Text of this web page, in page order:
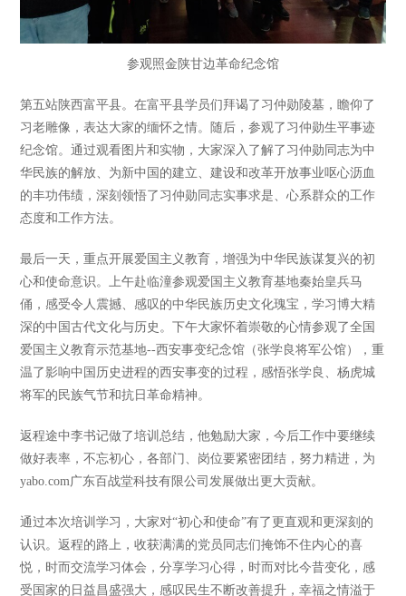
参观照金陕甘边革命纪念馆
第五站陕西富平县。在富平县学员们拜谒了习仲勋陵墓，瞻仰了
习老雕像，表达大家的缅怀之情。随后，参观了习仲勋生平事迹
纪念馆。通过观看图片和实物，大家深入了解了习仲勋同志为中
华民族的解放、为新中国的建立、建设和改革开放事业呕心沥血
的丰功伟绩，深刻领悟了习仲勋同志实事求是、心系群众的工作
态度和工作方法。
最后一天，重点开展爱国主义教育，增强为中华民族谋复兴的初
心和使命意识。上午赴临潼参观爱国主义教育基地秦始皇兵马
俑，感受令人震撼、感叹的中华民族历史文化瑰宝，学习博大精
深的中国古代文化与历史。下午大家怀着崇敬的心情参观了全国
爱国主义教育示范基地--西安事变纪念馆（张学良将军公馆），重
温了影响中国历史进程的西安事变的过程，感悟张学良、杨虎城
将军的民族气节和抗日革命精神。
返程途中李书记做了培训总结，他勉励大家，今后工作中要继续
做好表率，不忘初心，各部门、岗位要紧密团结，努力精进，为
yabo.com广东百战堂科技有限公司发展做出更大贡献。
通过本次培训学习，大家对“初心和使命”有了更直观和更深刻的
认识。返程的路上，收获满满的党员同志们掩饰不住内心的喜
悦，时而交流学习体会，分享学习心得，时而对比今昔变化，感
受国家的日益昌盛强大，感叹民生不断改善提升，幸福之情溢于